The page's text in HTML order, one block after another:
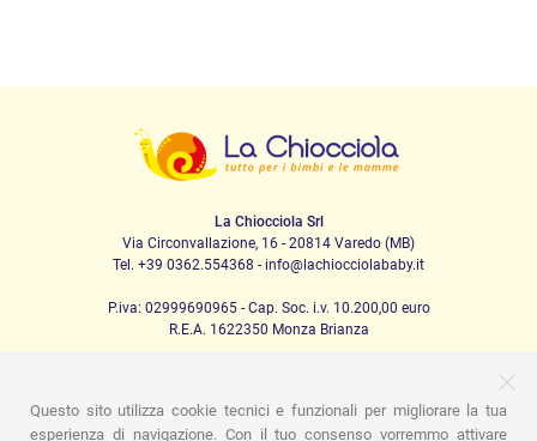
La Chiocciola Srl
Via Circonvallazione, 16 - 20814 Varedo (MB)
Tel. +39 0362.554368 - info@lachiocciolababy.it
P.iva: 02999690965 - Cap. Soc. i.v. 10.200,00 euro
R.E.A. 1622350 Monza Brianza
PRODOTTI
Questo sito utilizza cookie tecnici e funzionali per migliorare la tua
esperienza di navigazione. Con il tuo consenso vorremmo attivare